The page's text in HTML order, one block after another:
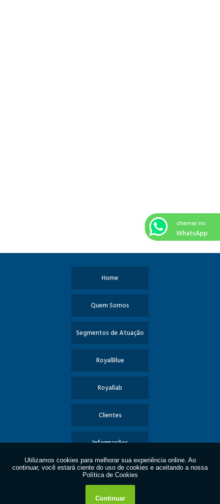
Home
Quem Somos
Segmentos de Atuação
RoyalBlue
Royallab
Clientes
Informações
Contato
Política de Privacidade
chamar no
WhatsApp